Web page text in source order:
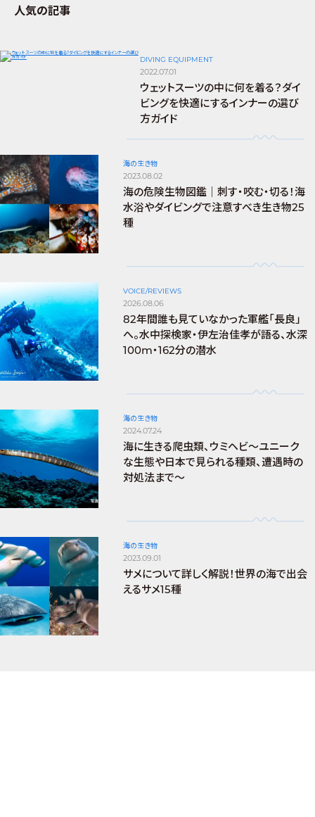
人気の記事
DIVING EQUIPMENT
2022.07.01
ウェットスーツの中に何を着る？ダイ
ビングを快適にするインナーの選び
方ガイド
海の生き物
2023.08.02
海の危険生物図鑑｜刺す・咬む・切る！海
水浴やダイビングで注意すべき生き物25
種
VOICE/REVIEWS
2026.08.06
82年間誰も見ていなかった軍艦「長良」
へ。水中探検家・伊左治佳孝が語る、水深
100m・162分の潜水
海の生き物
2024.07.24
海に生きる爬虫類、ウミヘビ～ユニーク
な生態や日本で見られる種類、遭遇時の
対処法まで～
海の生き物
2023.09.01
サメについて詳しく解説！世界の海で出会
えるサメ15種